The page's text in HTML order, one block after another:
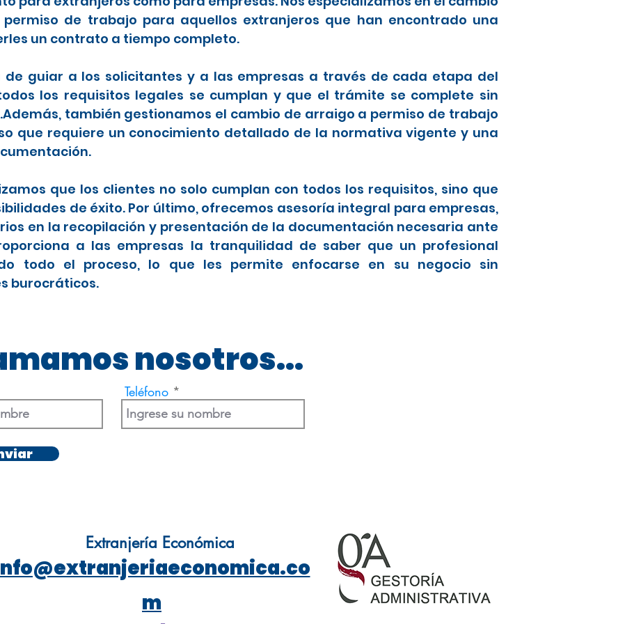
de trabajo para aquellos extranjeros que han encontrado una
un contrato a tiempo completo.
de guiar a los solicitantes y a las empresas a través de cada etapa del
los requisitos legales se cumplan y que el trámite se complete sin
también gestionamos el cambio de arraigo a permiso de trabajo
que requiere un conocimiento detallado de la normativa vigente y una
que los clientes no solo cumplan con todos los requisitos, sino que
de éxito. Por último, ofrecemos asesoría integral para empresas,
en la recopilación y presentación de la documentación necesaria ante
a las empresas la tranquilidad de saber que un profesional
todo el proceso, lo que les permite enfocarse en su negocio sin
burocráticos.
nosotros...
Teléfono
Extranjería Económica
m